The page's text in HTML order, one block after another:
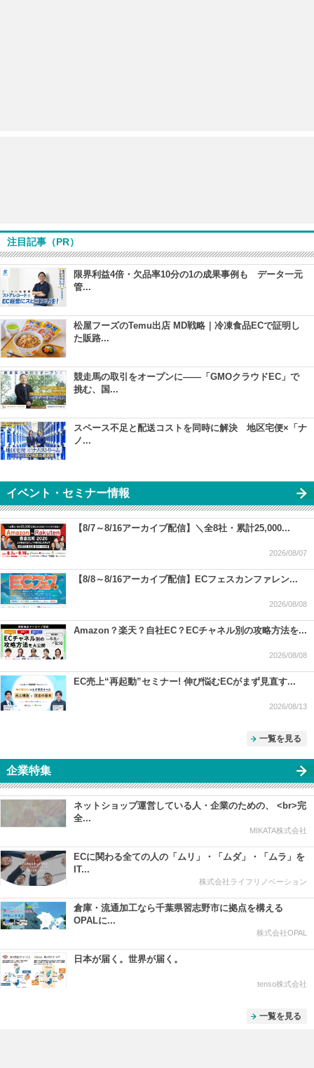
注目記事（PR）
限界利益4倍・欠品率10分の1の成果事例も データ一元
管...
松屋フーズのTemu出店 MD戦略｜冷凍食品ECで証明し
た販路...
競走馬の取引をオープンに――「GMOクラウドEC」で
挑む、国...
スペース不足と配送コストを同時に解決 地区宅便×「ナ
ノ...
イベント・セミナー情報
【8/7～8/16アーカイブ配信】＼全8社・累計25,000...
2026/08/07
【8/8～8/16アーカイブ配信】ECフェスカンファレン...
2026/08/08
Amazon？楽天？自社EC？ECチャネル別の攻略方法を...
2026/08/08
EC売上“再起動”セミナー! 伸び悩むECがまず見直す...
2026/08/13
一覧を見る
企業特集
ネットショップ運営している人・企業のための、 <br>完
全...
MIKATA株式会社
ECに関わる全ての人の「ムリ」・「ムダ」・「ムラ」を
IT...
株式会社ライフリノベーション
倉庫・流通加工なら千葉県習志野市に拠点を構える
OPALに...
株式会社OPAL
日本が届く。世界が届く。
tenso株式会社
一覧を見る